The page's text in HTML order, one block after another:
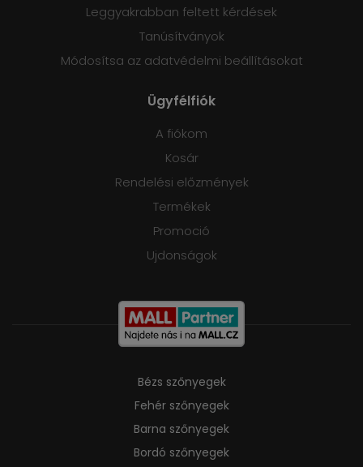
Leggyakrabban feltett kérdések
Tanúsítványok
Módosítsa az adatvédelmi beállításokat
Ügyfélfiók
A fiókom
Kosár
Rendelési előzmények
Termékek
Promoció
Ujdonságok
Bézs szőnyegek
Fehér szőnyegek
Barna szőnyegek
Bordó szőnyegek